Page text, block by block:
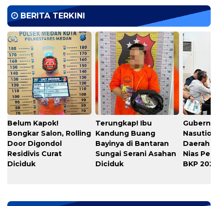
BERITA TERKINI
Belum Kapok!
Bongkar Salon, Rolling
Door Digondol
Residivis Curat
Diciduk
Terungkap! Ibu
Kandung Buang
Bayinya di Bantaran
Sungai Serani Asahan
Diciduk
Daerah
Nias
BKP